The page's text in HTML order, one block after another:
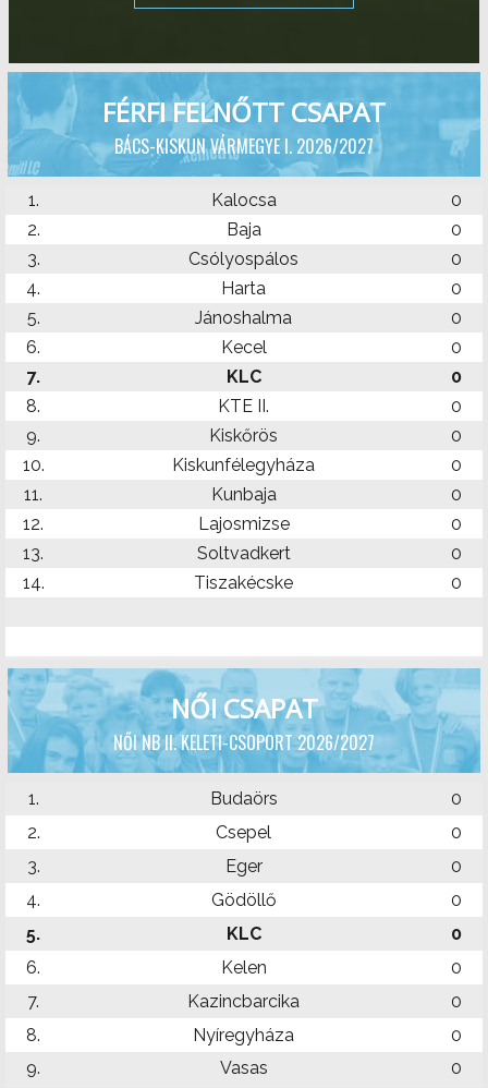
FÉRFI FELNŐTT CSAPAT
BÁCS-KISKUN VÁRMEGYE I. 2026/2027
1. Kalocsa
0
2.
Baja
0
3.
Csólyospálos
0
4.
Harta
0
5.
Jánoshalma
0
6.
Kecel
0
7.
KLC
0
8.
KTE II.
0
9.
Kiskőrös
0
10.
Kiskunfélegyháza
0
11.
Kunbaja
0
12.
Lajosmizse
0
13.
Soltvadkert
0
14.
Tiszakécske 0
NŐI CSAPAT
NŐI NB II. KELETI-CSOPORT 2026/2027
1. Budaörs
0
2.
Csepel
0
3.
Eger
0
4.
Gödöllő
0
5.
KLC
0
6.
Kelen
0
7.
Kazincbarcika
0
8.
Nyíregyháza
0
9.
Vasas 0